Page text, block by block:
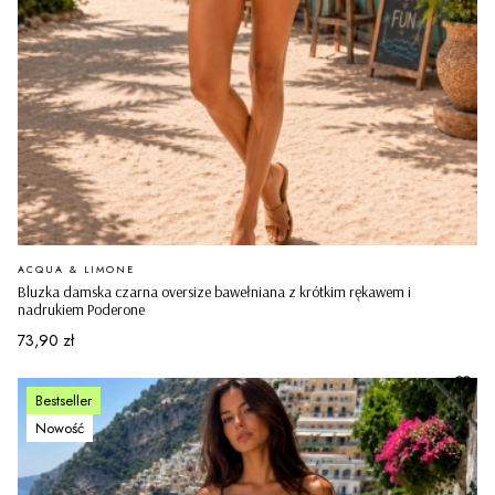
Bluzka damska czarna oversize bawełniana z krótkim rękawem i
nadrukiem Poderone
PRODUCENT
ACQUA & LIMONE
Cena
73,90 zł
Bestseller
Nowość